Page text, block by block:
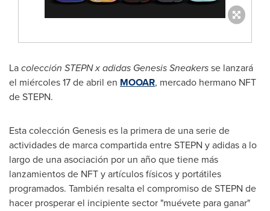
Lacolección STEPN x adidas Genesis Sneakersse lanzará
el miércoles 17 de abril en MOOAR, mercado hermano NFT
de STEPN.
Esta colección Genesis es la primera de una serie de
actividades de marca compartida entre STEPN y adidas a lo
largo de una asociación por un año que tiene más
lanzamientos de NFT y artículos físicos y portátiles
programados. También resalta el compromiso de STEPN de
hacer prosperar el incipiente sector "muévete para ganar"